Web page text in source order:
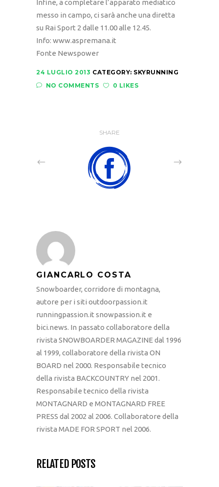
Infine, a completare l’apparato mediatico
messo in campo, ci sarà anche una diretta
su Rai Sport 2 dalle 11.00 alle 12.45.
Info: www.aspremana.it
Fonte Newspower
24 LUGLIO 2013 CATEGORY: SKYRUNNING
NO COMMENTS
0 LIKES
SHARE
GIANCARLO COSTA
Snowboarder, corridore di montagna,
autore per i siti outdoorpassion.it
runningpassion.it snowpassion.it e
bici.news. In passato collaboratore della
rivista SNOWBOARDER MAGAZINE dal 1996
al 1999, collaboratore della rivista ON
BOARD nel 2000. Responsabile tecnico
della rivista BACKCOUNTRY nel 2001.
Responsabile tecnico della rivista
MONTAGNARD e MONTAGNARD FREE
PRESS dal 2002 al 2006. Collaboratore della
rivista MADE FOR SPORT nel 2006.
RELATED POSTS